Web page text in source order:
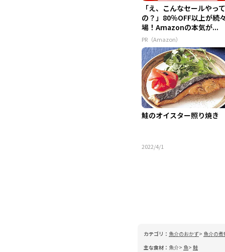
「え、こんなセールやっ
の？」80％OFF以上が続
場！Amazonの本気が...
PR（Amazon）
鮭のオイスター照り焼き
2022/4/1
カテゴリ： 魚介のおかず 魚介の煮
主な食材： 魚介 魚
鮭